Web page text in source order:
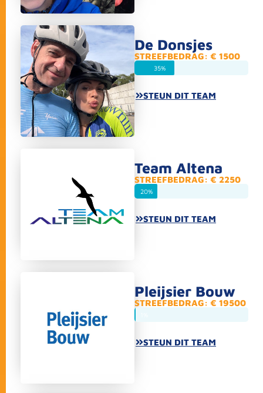
De Donsjes
STREEFBEDRAG: € 1500
35%
STEUN DIT TEAM
Team Altena
STREEFBEDRAG: € 2250
20%
STEUN DIT TEAM
Pleijsier Bouw
STREEFBEDRAG: € 19500
STEUN DIT TEAM